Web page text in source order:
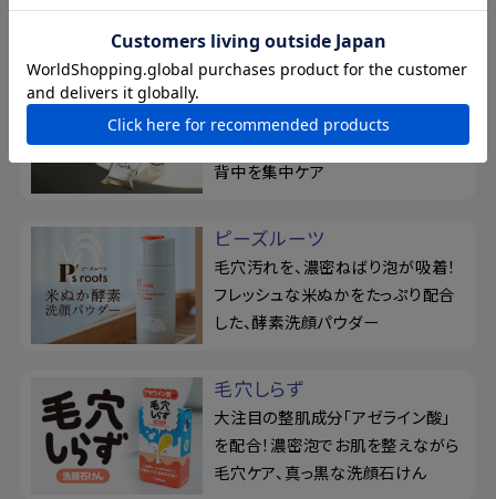
For Back
薬用せっけん＆ジェルミストでくり返
すニキビを予防！『フォーバック』で
背中を集中ケア
ピーズルーツ
毛穴汚れを、濃密ねばり泡が吸着！
フレッシュな米ぬかをたっぷり配合
した、酵素洗顔パウダー
毛穴しらず
大注目の整肌成分「アゼライン酸」
を配合！濃密泡でお肌を整えながら
毛穴ケア、真っ黒な洗顔石けん